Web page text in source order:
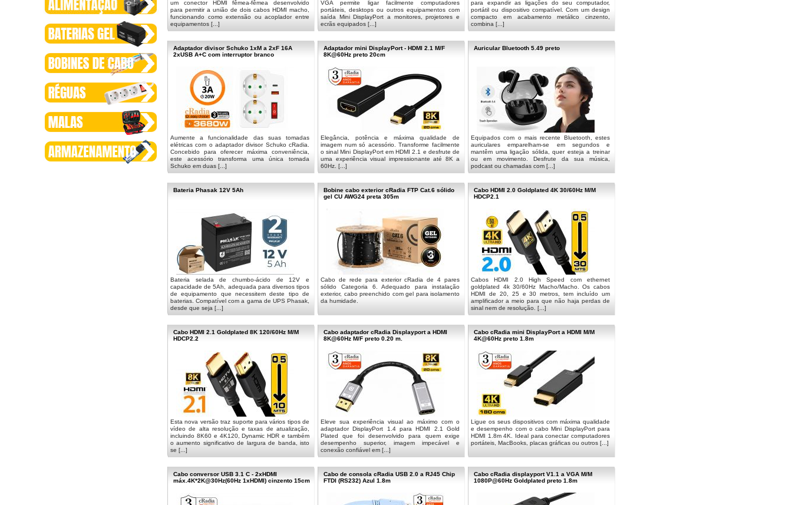
um conector HDMI fêmea-fêmea desenvolvido
para permitir a união de dois cabos HDMI macho,
funcionando como extensão ou acoplador entre
equipamentos [...]
VGA permite ligar facilmente computadores
portáteis, desktops ou outros equipamentos com
saída Mini DisplayPort a monitores, projetores e
ecrãs equipados [...]
para expandir as ligações do seu computador,
portátil ou dispositivo compatível. Com um design
compacto em acabamento metálico cinzento,
combina [...]
Adaptador divisor Schuko 1xM a 2xF 16A
2xUSB A+C com interruptor branco
Aumente a funcionalidade das suas tomadas
elétricas com o adaptador divisor Schuko cRadia.
Concebido para oferecer máxima conveniência,
este acessório transforma uma única tomada
Schuko em duas [...]
Adaptador mini DisplayPort - HDMI 2.1 M/F
8K@60Hz preto 20cm
Elegância, potência e máxima qualidade de
imagem num só acessório. Transforme facilmente
o sinal Mini DisplayPort em HDMI 2.1 e desfrute de
uma experiência visual impressionante até 8K a
60Hz. [...]
Auricular Bluetooth 5.49 preto
Equipados com o mais recente Bluetooth, estes
auriculares emparelham-se em segundos e
mantêm uma ligação sólida, quer esteja a treinar
ou em movimento. Desfrute da sua música,
podcast ou chamadas com [...]
Bateria Phasak 12V 5Ah
Bateria selada de chumbo-ácido de 12V e
capacidade de 5Ah, adequada para diversos tipos
de equipamento que necessitem deste tipo de
baterias. Compatível com a gama de UPS Phasak,
desde que seja [...]
Bobine cabo exterior cRadia FTP Cat.6 sólido
gel CU AWG24 preta 305m
Cabo de rede para exterior cRadia de 4 pares
sólido Categoria 6. Adequado para instalação
exterior, cabo preenchido com gel para isolamento
da humidade.
Cabo HDMI 2.0 Goldplated 4K 30/60Hz M/M
HDCP2.1
Cabos HDMI 2.0 High Speed com ethernet
goldplated 4k 30/60Hz Macho/Macho. Os cabos
HDMI de 20, 25 e 30 metros, tem incluído um
amplificador a meio para que não haja perdas de
sinal nem de resolução. [...]
Cabo HDMI 2.1 Goldplated 8K 120/60Hz M/M
HDCP2.2
Esta nova versão traz suporte para vários tipos de
vídeo de alta resolução e taxas de atualização,
incluindo 8K60 e 4K120, Dynamic HDR e também
o aumento significativo de largura de banda, isto
se [...]
Cabo adaptador cRadia Displayport a HDMI
8K@60Hz M/F preto 0.20 m.
Eleve sua experiência visual ao máximo com o
adaptador DisplayPort 1.4 para HDMI 2.1 Gold
Plated que foi desenvolvido para quem exige
desempenho superior, imagem impecável e
conexão confiável em [...]
Cabo cRadia mini DisplayPort a HDMI M/M
4K@60Hz preto 1.8m
Ligue os seus dispositivos com máxima qualidade
e desempenho com o cabo Mini DisplayPort para
HDMI 1.8m 4K. Ideal para conectar computadores
portáteis, MacBooks, placas gráficas ou outros [...]
Cabo conversor USB 3.1 C - 2xHDMI
máx.4K*2K@30Hz(60Hz 1xHDMI) cinzento 15cm
Cabo de consola cRadia USB 2.0 a RJ45 Chip
FTDI (RS232) Azul 1.8m
Cabo cRadia displayport V1.1 a VGA M/M
1080P@60Hz Goldplated preto 1.8m